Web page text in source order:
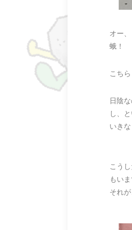
オー、
蛾！
こち
日陰
し、
いき
こう
もい
それ